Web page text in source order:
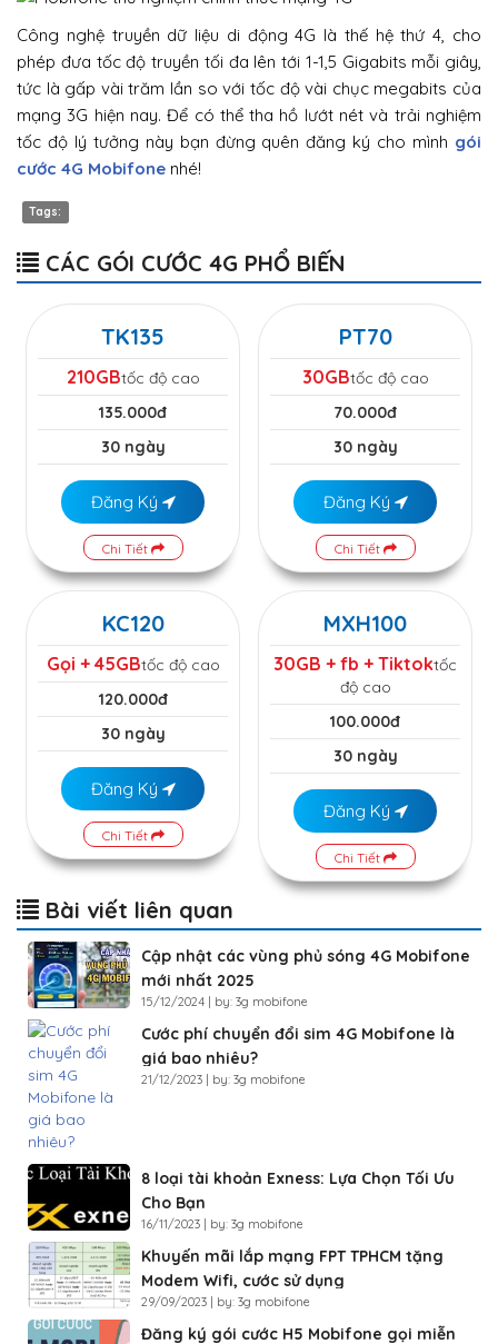
Công nghệ truyền dữ liệu di động 4G là thế hệ thứ 4, cho
phép đưa tốc độ truyền tối đa lên tới 1-1,5 Gigabits mỗi giây,
tức là gấp vài trăm lần so với tốc độ vài chục megabits của
mạng 3G hiện nay. Để có thể tha hồ lướt nét và trải nghiệm
tốc độ lý tưởng này bạn đừng quên đăng ký cho mình gói
cước 4G Mobifone nhé!
Tags:
CÁC GÓI CƯỚC 4G PHỔ BIẾN
TK135
210GBtốc độ cao
135.000đ
30 ngày
Đăng Ký
Chi Tiết
PT70
30GBtốc độ cao
70.000đ
30 ngày
Đăng Ký
Chi Tiết
KC120
Gọi + 45GBtốc độ cao
120.000đ
30 ngày
Đăng Ký
Chi Tiết
MXH100
30GB + fb + Tiktoktốc
độ cao
100.000đ
30 ngày
Đăng Ký
Chi Tiết
Bài viết liên quan
Cập nhật các vùng phủ sóng 4G Mobifone
mới nhất 2025
15/12/2024 | by: 3g mobifone
Cước phí chuyển đổi sim 4G Mobifone là
giá bao nhiêu?
21/12/2023 | by: 3g mobifone
8 loại tài khoản Exness: Lựa Chọn Tối Ưu
Cho Bạn
16/11/2023 | by: 3g mobifone
Khuyến mãi lắp mạng FPT TPHCM tặng
Modem Wifi, cước sử dụng
29/09/2023 | by: 3g mobifone
Đăng ký gói cước H5 Mobifone gọi miễn